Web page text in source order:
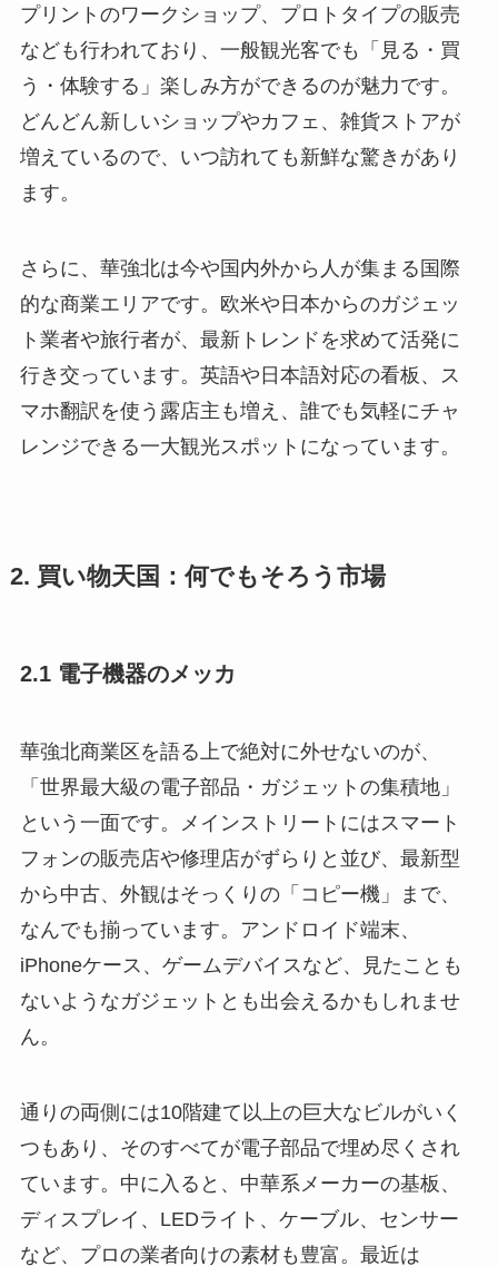
プリントのワークショップ、プロトタイプの販売
なども行われており、一般観光客でも「見る・買
う・体験する」楽しみ方ができるのが魅力です。
どんどん新しいショップやカフェ、雑貨ストアが
増えているので、いつ訪れても新鮮な驚きがあり
ます。
さらに、華強北は今や国内外から人が集まる国際
的な商業エリアです。欧米や日本からのガジェッ
ト業者や旅行者が、最新トレンドを求めて活発に
行き交っています。英語や日本語対応の看板、ス
マホ翻訳を使う露店主も増え、誰でも気軽にチャ
レンジできる一大観光スポットになっています。
2. 買い物天国：何でもそろう市場
2.1 電子機器のメッカ
華強北商業区を語る上で絶対に外せないのが、
「世界最大級の電子部品・ガジェットの集積地」
という一面です。メインストリートにはスマート
フォンの販売店や修理店がずらりと並び、最新型
から中古、外観はそっくりの「コピー機」まで、
なんでも揃っています。アンドロイド端末、
iPhoneケース、ゲームデバイスなど、見たことも
ないようなガジェットとも出会えるかもしれませ
ん。
通りの両側には10階建て以上の巨大なビルがいく
つもあり、そのすべてが電子部品で埋め尽くされ
ています。中に入ると、中華系メーカーの基板、
ディスプレイ、LEDライト、ケーブル、センサー
など、プロの業者向けの素材も豊富。最近は